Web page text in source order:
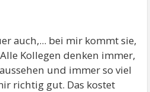
auch,... bei mir kommt sie,
Kollegen denken immer,
und immer so viel
richtig gut. Das kostet